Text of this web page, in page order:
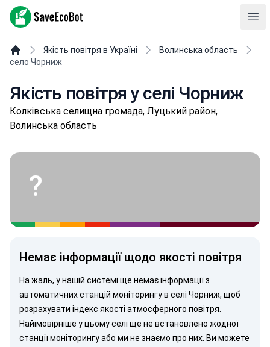
SaveEcoBot
Якість повітря в Україні
Волинська область
село Чорниж
Якість повітря у селі Чорниж
Кoлківськa селищнa громада, Луцький район,
Волинська область
?
Немає інформації щодо якості повітря
На жаль, у нашій системі ще немає інформації з
автоматичних станцій моніторингу в селі Чорниж, щоб
розрахувати індекс якості атмосферного повітря.
Найімовірніше у цьому селі ще не встановлено жодної
станції моніторингу або ми не знаємо про них. Ви можете